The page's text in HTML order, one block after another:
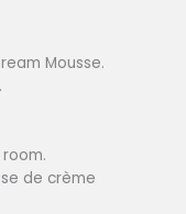
Mousse.
de crème